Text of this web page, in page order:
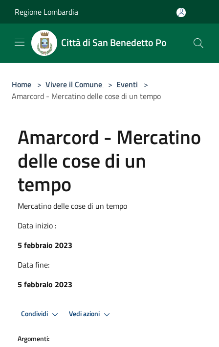
Regione Lombardia
Città di San Benedetto Po
Home > Vivere il Comune > Eventi >
Amarcord - Mercatino delle cose di un tempo
Amarcord - Mercatino
delle cose di un
tempo
Mercatino delle cose di un tempo
Data inizio :
5 febbraio 2023
Data fine:
5 febbraio 2023
Condividi Vedi azioni
Argomenti: